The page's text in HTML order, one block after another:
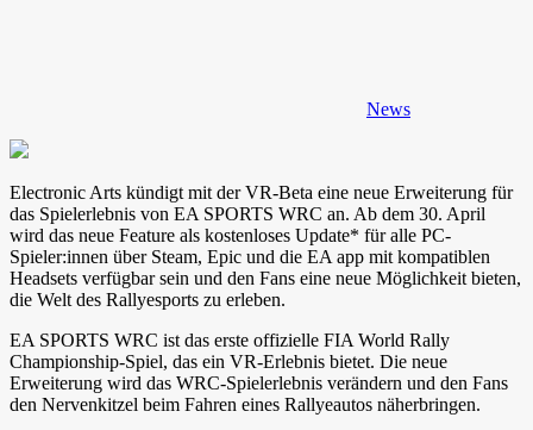
News
Electronic Arts kündigt mit der VR-Beta eine neue Erweiterung für
das Spielerlebnis von EA SPORTS WRC an. Ab dem 30. April
wird das neue Feature als kostenloses Update* für alle PC-
Spieler:innen über Steam, Epic und die EA app mit kompatiblen
Headsets verfügbar sein und den Fans eine neue Möglichkeit bieten,
die Welt des Rallyesports zu erleben.
EA SPORTS WRC ist das erste offizielle FIA World Rally
Championship-Spiel, das ein VR-Erlebnis bietet. Die neue
Erweiterung wird das WRC-Spielerlebnis verändern und den Fans
den Nervenkitzel beim Fahren eines Rallyeautos näherbringen.